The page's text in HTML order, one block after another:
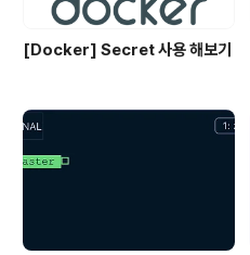
[Docker] Secret 사용 해보기